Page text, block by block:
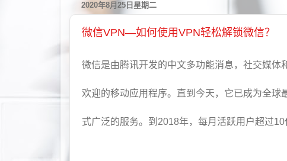
2020年8月25日星期二
微信VPN—如何使用VPN轻松解锁微信？
微信是由腾讯开发的中文多功能消息，社交媒
欢迎的移动应用程序。直到今天，它已成为全
式广泛的服务。到2018年，每月活跃用户超过10